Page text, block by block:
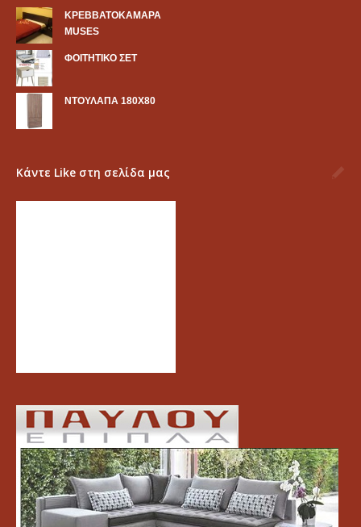
KΡΕΒΒΑΤΟΚΑΜΑΡΑ
MUSES
ΦΟΙΤΗΤΙΚΟ ΣΕΤ
ΝΤΟΥΛΑΠΑ 180Χ80
Κάντε Like στη σελίδα μας